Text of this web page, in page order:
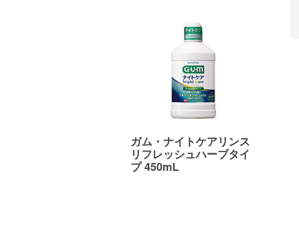
ガム・ナイトケアリンス
リフレッシュハーブタイ
プ 450mL